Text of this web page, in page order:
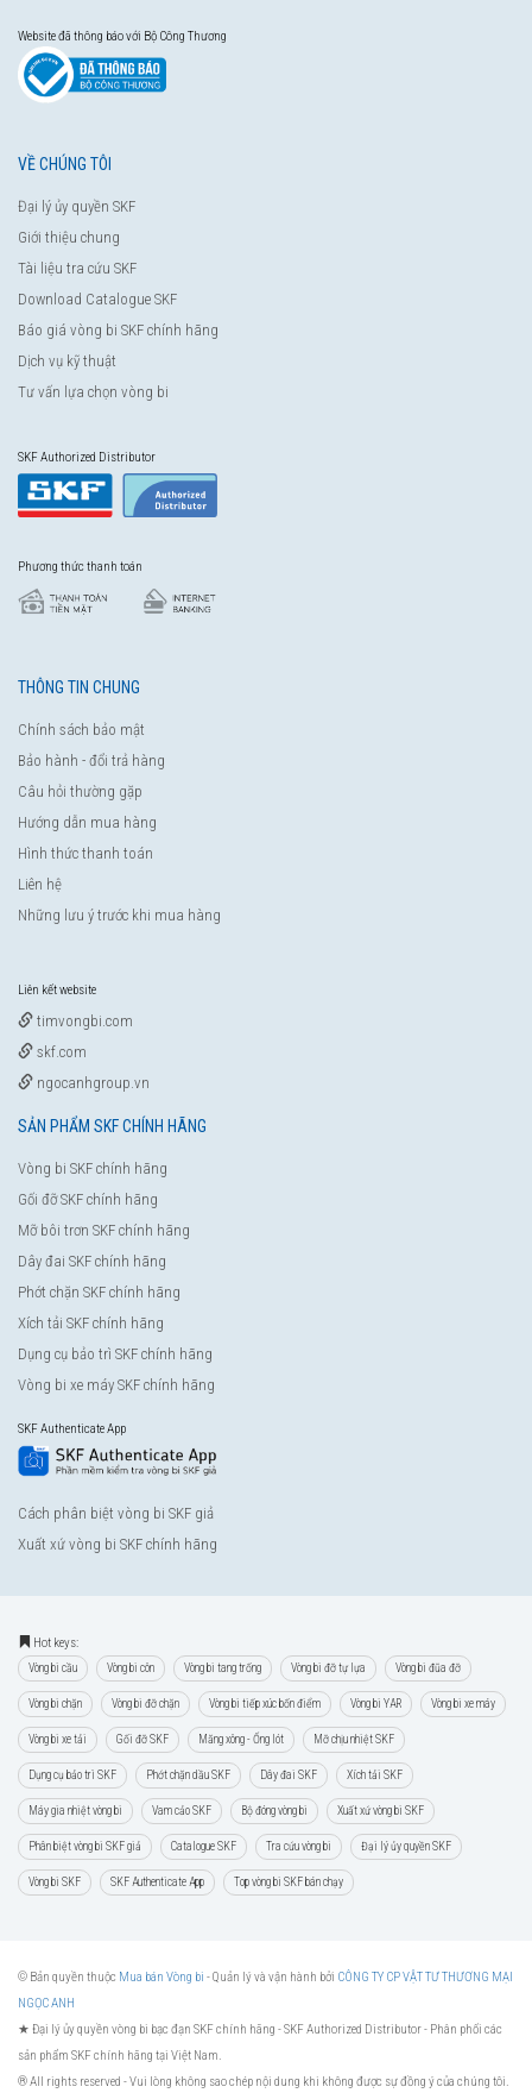
Website đã thông báo với Bộ Công Thương
VỀ CHÚNG TÔI
Đại lý ủy quyền SKF
Giới thiệu chung
Tài liệu tra cứu SKF
Download Catalogue SKF
Báo giá vòng bi SKF chính hãng
Dịch vụ kỹ thuật
Tư vấn lựa chọn vòng bi
SKF Authorized Distributor
Phương thức thanh toán
THÔNG TIN CHUNG
Chính sách bảo mật
Bảo hành - đổi trả hàng
Câu hỏi thường gặp
Hướng dẫn mua hàng
Hình thức thanh toán
Liên hệ
Những lưu ý trước khi mua hàng
Liên kết website
timvongbi.com
skf.com
ngocanhgroup.vn
SẢN PHẨM SKF CHÍNH HÃNG
Vòng bi SKF chính hãng
Gối đỡ SKF chính hãng
Mỡ bôi trơn SKF chính hãng
Dây đai SKF chính hãng
Phớt chặn SKF chính hãng
Xích tải SKF chính hãng
Dụng cụ bảo trì SKF chính hãng
Vòng bi xe máy SKF chính hãng
SKF Authenticate App
Cách phân biệt vòng bi SKF giả
Xuất xứ vòng bi SKF chính hãng
Hot keys:
Vòng bi cầu Vòng bi côn Vòng bi tang trống Vòng bi đỡ tự lựa Vòng bi đũa đỡ
Vòng bi chặn Vòng bi đỡ chặn Vòng bi tiếp xúc bốn điểm Vòng bi YAR Vòng bi xe máy
Vòng bi xe tải Gối đỡ SKF Măng xông - Ống lót Mỡ chịu nhiệt SKF
Dụng cụ bảo trì SKF Phớt chặn dầu SKF Dây đai SKF Xích tải SKF
Máy gia nhiệt vòng bi Vam cảo SKF Bộ đóng vòng bi Xuất xứ vòng bi SKF
Phân biệt vòng bi SKF giả Catalogue SKF Tra cứu vòng bi Đại lý ủy quyền SKF
Vòng bi SKF SKF Authenticate App Top vòng bi SKF bán chạy
© Bản quyền thuộc Mua bán Vòng bi - Quản lý và vận hành bởi CÔNG TY CP VẬT TƯ THƯƠNG MẠI
NGỌC ANH
★ Đại lý ủy quyền vòng bi bạc đạn SKF chính hãng -SKF Authorized Distributor- Phân phối các
sản phẩm SKF chính hãng tại Việt Nam.
® All rights reserved - Vui lòng không sao chép nội dung khi không được sự đồng ý của chúng tôi.